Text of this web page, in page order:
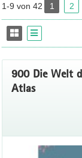
1-9 von 42 1 2
900 Die Welt
Atlas